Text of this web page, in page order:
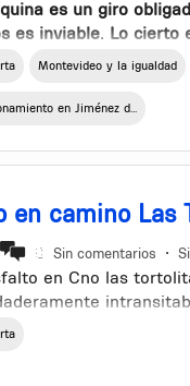
es un giro
es inviable. Lo cierto
gran número de
de la calle.
Montevideo y la igualdad
en Jiménez d...
en camino Las
Sin comentarios •
en Cno las
está más alta y